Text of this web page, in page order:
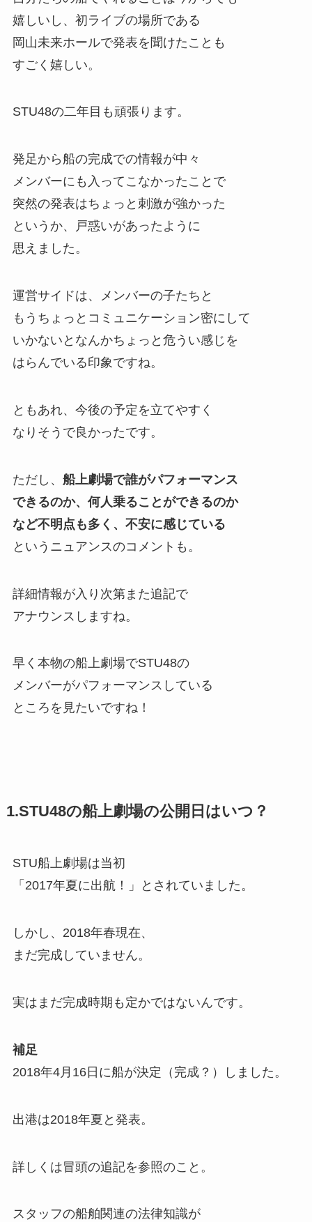
嬉しいし、初ライブの場所である
岡山未来ホールで発表を聞けたことも
すごく嬉しい。
STU48の二年目も頑張ります。
発足から船の完成での情報が中々
メンバーにも入ってこなかったことで
突然の発表はちょっと刺激が強かった
というか、戸惑いがあったように
思えました。
運営サイドは、メンバーの子たちと
もうちょっとコミュニケーション密にして
いかないとなんかちょっと危うい感じを
はらんでいる印象ですね。
ともあれ、今後の予定を立てやすく
なりそうで良かったです。
ただし、 船上劇場で誰がパフォーマンス
できるのか、何人乗ることができるのか
など不明点も多く、不安に感じている
というニュアンスのコメントも。
詳細情報が入り次第また追記で
アナウンスしますね。
早く本物の船上劇場でSTU48の
メンバーがパフォーマンスしている
ところを見たいですね！
1.STU48の船上劇場の公開日はいつ？
STU船上劇場は当初
「2017年夏に出航！」とされていました。
しかし、2018年春現在、
まだ完成していません。
実はまだ完成時期も定かではないんです。
補足
2018年4月16日に船が決定（完成？）しました。
出港は2018年夏と発表。
詳しくは冒頭の追記を参照のこと。
スタッフの船舶関連の法律知識が